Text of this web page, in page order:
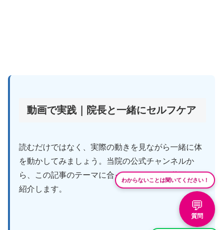
動画で実践｜院長と一緒にセルフケア
読むだけではなく、実際の動きを見ながら一緒に体
を動かしてみましょう。当院の公式チャンネルか
ら、この記事のテーマに合ったセルフケア動画をご
紹介します。
わからないことは聞いてください！
💬
質問